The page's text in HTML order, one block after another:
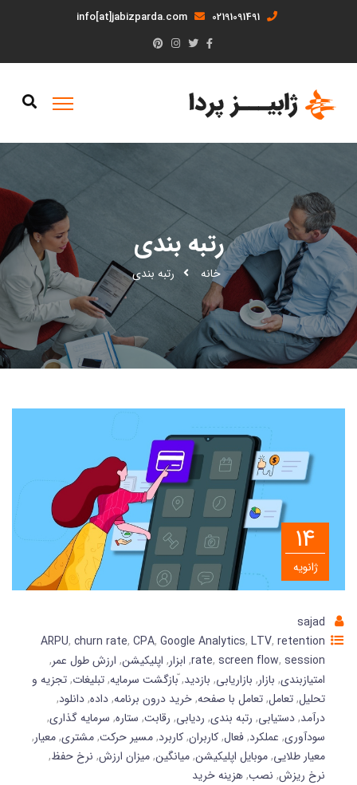
02191091491
info[at]jabizparda.com
رتبه بندی
خانه رتبه بندی
14
ژانویه
sajad
ARPU, churn rate, CPA, Google Analytics, LTV, retention
rate, screen flow, session
, ابزار, اپلیکیشن, ارزش طول عمر,
امتیازبندی, بازار, بازاریابی, بازدید,ّبازگشت سرمایه,تبلیغات,تجزیه و
تحلیل,تعامل,تعامل با صفحه,خرید درون برنامه,داده,دانلود,
درآمد,دستیابی, رتبه بندی, ردیابی, رقابت, ستاره, سرمایه گذاری,
سودآوری, عملکرد,فعال,کاربران,کاربرد,مسیر حرکت,مشتری,معیار,
معیار طلایی,موبایل اپلیکیشن,میانگین,میزان ارزش, نرخ حفظ,
نرخ ریزش, نصب,هزینه خرید